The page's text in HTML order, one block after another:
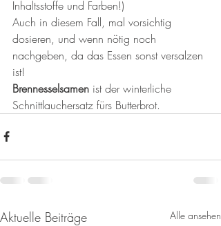
Inhaltsstoffe und Farben!)
Auch in diesem Fall, mal vorsichtig
dosieren, und wenn nötig noch
nachgeben, da das Essen sonst versalzen
ist!
Brennesselsamen ist der winterliche
Schnittlauchersatz fürs Butterbrot.
Aktuelle Beiträge Alle ansehen